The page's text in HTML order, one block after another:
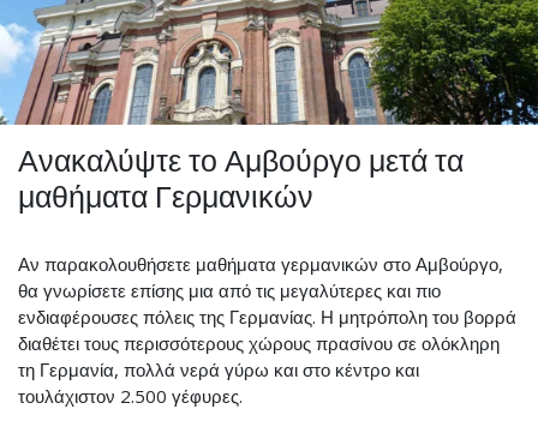
Ανακαλύψτε το Αμβούργο μετά τα
μαθήματα Γερμανικών
Αν παρακολουθήσετε μαθήματα γερμανικών στο Αμβούργο,
θα γνωρίσετε επίσης μια από τις μεγαλύτερες και πιο
ενδιαφέρουσες πόλεις της Γερμανίας. Η μητρόπολη του βορρά
διαθέτει τους περισσότερους χώρους πρασίνου σε ολόκληρη
τη Γερμανία, πολλά νερά γύρω και στο κέντρο και
τουλάχιστον 2.500 γέφυρες.